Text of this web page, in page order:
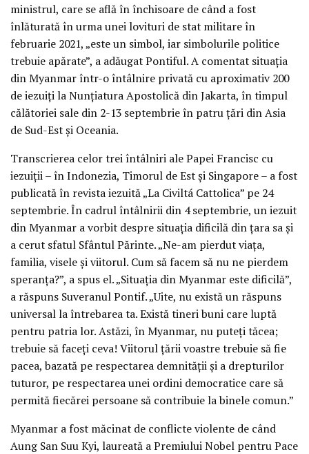
ministrul, care se află în închisoare de când a fost
înlăturată în urma unei lovituri de stat militare în
februarie 2021, „este un simbol, iar simbolurile politice
trebuie apărate”, a adăugat Pontiful. A comentat situația
din Myanmar într-o întâlnire privată cu aproximativ 200
de iezuiți la Nunțiatura Apostolică din Jakarta, în timpul
călătoriei sale din 2-13 septembrie în patru țări din Asia
de Sud-Est și Oceania.
Transcrierea celor trei întâlniri ale Papei Francisc cu
iezuiții – în Indonezia, Timorul de Est și Singapore – a fost
publicată în revista iezuită „La Civiltá Cattolica” pe 24
septembrie. În cadrul întâlnirii din 4 septembrie, un iezuit
din Myanmar a vorbit despre situația dificilă din țara sa și
a cerut sfatul Sfântul Părinte. „Ne-am pierdut viața,
familia, visele și viitorul. Cum să facem să nu ne pierdem
speranța?”, a spus el. „Situația din Myanmar este dificilă”,
a răspuns Suveranul Pontif. „Uite, nu există un răspuns
universal la întrebarea ta. Există tineri buni care luptă
pentru patria lor. Astăzi, în Myanmar, nu puteți tăcea;
trebuie să faceți ceva! Viitorul țării voastre trebuie să fie
pacea, bazată pe respectarea demnității și a drepturilor
tuturor, pe respectarea unei ordini democratice care să
permită fiecărei persoane să contribuie la binele comun.”
Myanmar a fost măcinat de conflicte violente de când
Aung San Suu Kyi, laureată a Premiului Nobel pentru Pace